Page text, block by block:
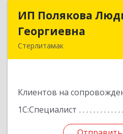
ИП Полякова
Георгиевна
Стерлитамак
Клиентов на
1С:Специалист
ИП